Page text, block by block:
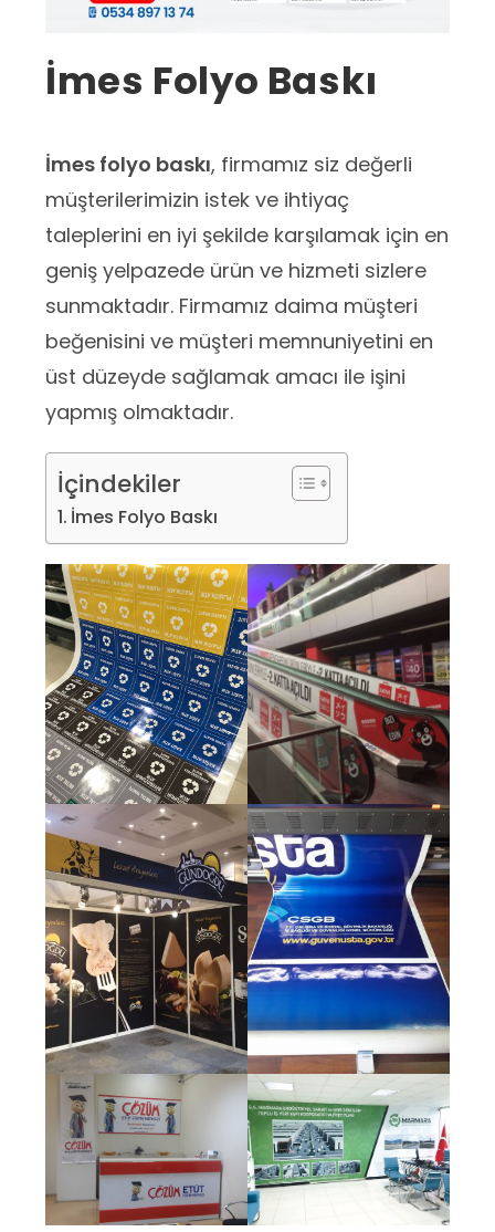
İmes Folyo Baskı
İmes folyo baskı, firmamız siz değerli
müşterilerimizin istek ve ihtiyaç
taleplerini en iyi şekilde karşılamak için en
geniş yelpazede ürün ve hizmeti sizlere
sunmaktadır. Firmamız daima müşteri
beğenisini ve müşteri memnuniyetini en
üst düzeyde sağlamak amacı ile işini
yapmış olmaktadır.
İçindekiler
İmes Folyo Baskı